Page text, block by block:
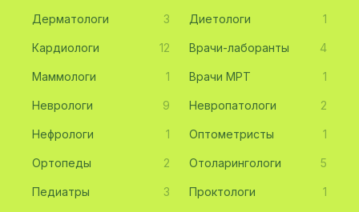
Дерматологи 3 Диетологи 1
Кардиологи 12 Врачи-лаборанты 4
Маммологи 1 Врачи МРТ 1
Неврологи 9 Невропатологи 2
Нефрологи 1 Оптометристы 1
Ортопеды 2 Отоларингологи 5
Педиатры 3 Проктологи 1